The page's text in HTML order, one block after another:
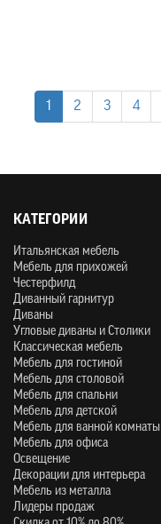
1 2 3 4
КАТЕГОРИИ
Итальянская мебель
Мебель для прихожей
Честерфилд
Диванный гарнитур
Диваны
Угловые диваны и Столики
Классическая мебель
Мебель для гостиной
Мебель для столовой
Мебель для спальни
Мебель для детской
Мебель для ванной комнаты
Мебель для офиса
Освещение
Декорации для интерьера
Мебель из металла
Лидеры продаж